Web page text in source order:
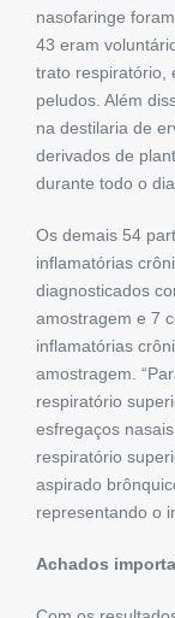
nasofaringe
43 eram
trato respiratório,
peludos. Além
na destilaria de
derivados de
durante todo o dia.
Os demais 54
inflamatórias
diagnosticados
amostragem e 7
inflamatórias
amostragem.
respiratório
esfregaços
respiratório
aspirado
representando o
Achados